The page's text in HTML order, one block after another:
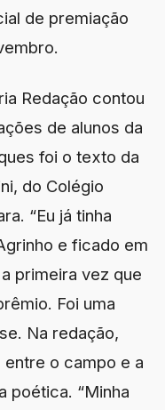
de premiação
Redação contou
de alunos da
foi o texto da
do Colégio
“Eu já tinha
e ficado em
primeira vez que
Foi uma
Na redação,
o campo e a
poética. “Minha